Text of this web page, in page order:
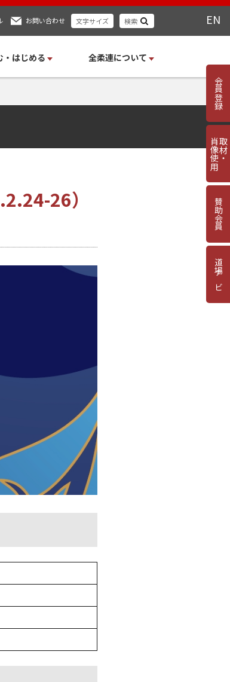
お問い合わせ 文字サイズ 検索 EN
・はじめる 全柔連について
会員登録
取材・
肖像使用
賛助会員
道場ナビ
26）